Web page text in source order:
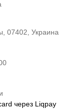
07402, Украина